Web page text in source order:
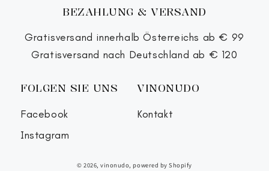
BEZAHLUNG & VERSAND
Gratisversand innerhalb Österreichs ab € 99
Gratisversand nach Deutschland ab € 120
FOLGEN SIE UNS
Facebook
Instagram
VINONUDO
Kontakt
© 2026, vinonudo, powered by Shopify